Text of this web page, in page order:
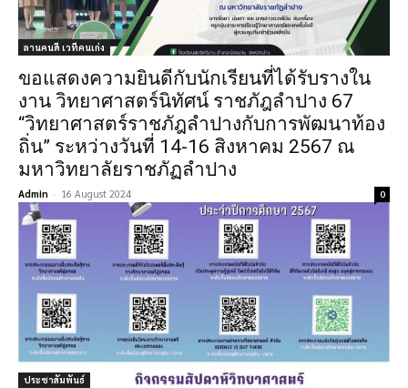
ลานคนดี เวทีคนเก่ง
ขอแสดงความยินดีกับนักเรียนที่ได้รับรางใน
งาน วิทยาศาสตร์นิทัศน์ ราชภัฎลำปาง 67
“วิทยาศาสตร์ราชภัฎลำปางกับการพัฒนาท้อง
ถิ่น” ระหว่างวันที่ 14-16 สิงหาคม 2567 ณ
มหาวิทยาลัยราชภัฏลำปาง
Admin - 16 August 2024 0
ประชาสัมพันธ์